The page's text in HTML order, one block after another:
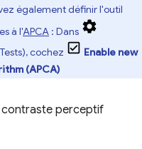
également définir l'outil
à l'APCA : Dans
cochez
Enable new
(APCA)
contraste perceptif